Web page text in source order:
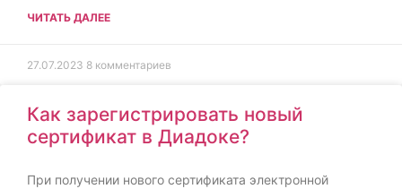
ЧИТАТЬ ДАЛЕЕ
27.07.2023 8 комментариев
Как зарегистрировать новый
сертификат в Диадоке?
При получении нового сертификата электронной